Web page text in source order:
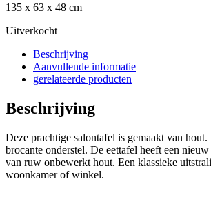
135 x 63 x 48 cm
Uitverkocht
Beschrijving
Aanvullende informatie
gerelateerde producten
Beschrijving
Deze prachtige salontafel is gemaakt van
brocante onderstel. De eettafel heeft een
van ruw onbewerkt hout. Een klassieke
woonkamer of winkel.